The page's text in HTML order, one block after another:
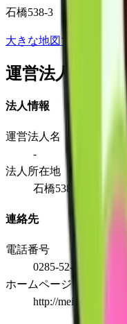
石橋538-3
大きな地図で見る
運営法人
法人情報
運営法人名
-
法人所在地
石橋538-3
連絡先
電話番号
0285-52-0661
ホームページ
http://meikeisangyo.jp/